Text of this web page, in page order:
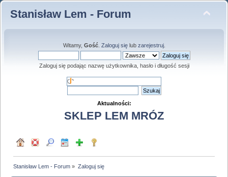
Stanisław Lem - Forum
Witamy, Gość. Zaloguj sięlub zarejestruj.
Zaloguj się podając nazwę użytkownika, hasło i długość sesji
Aktualności:
SKLEP LEM MRÓZ
Stanisław Lem - Forum » Zaloguj się